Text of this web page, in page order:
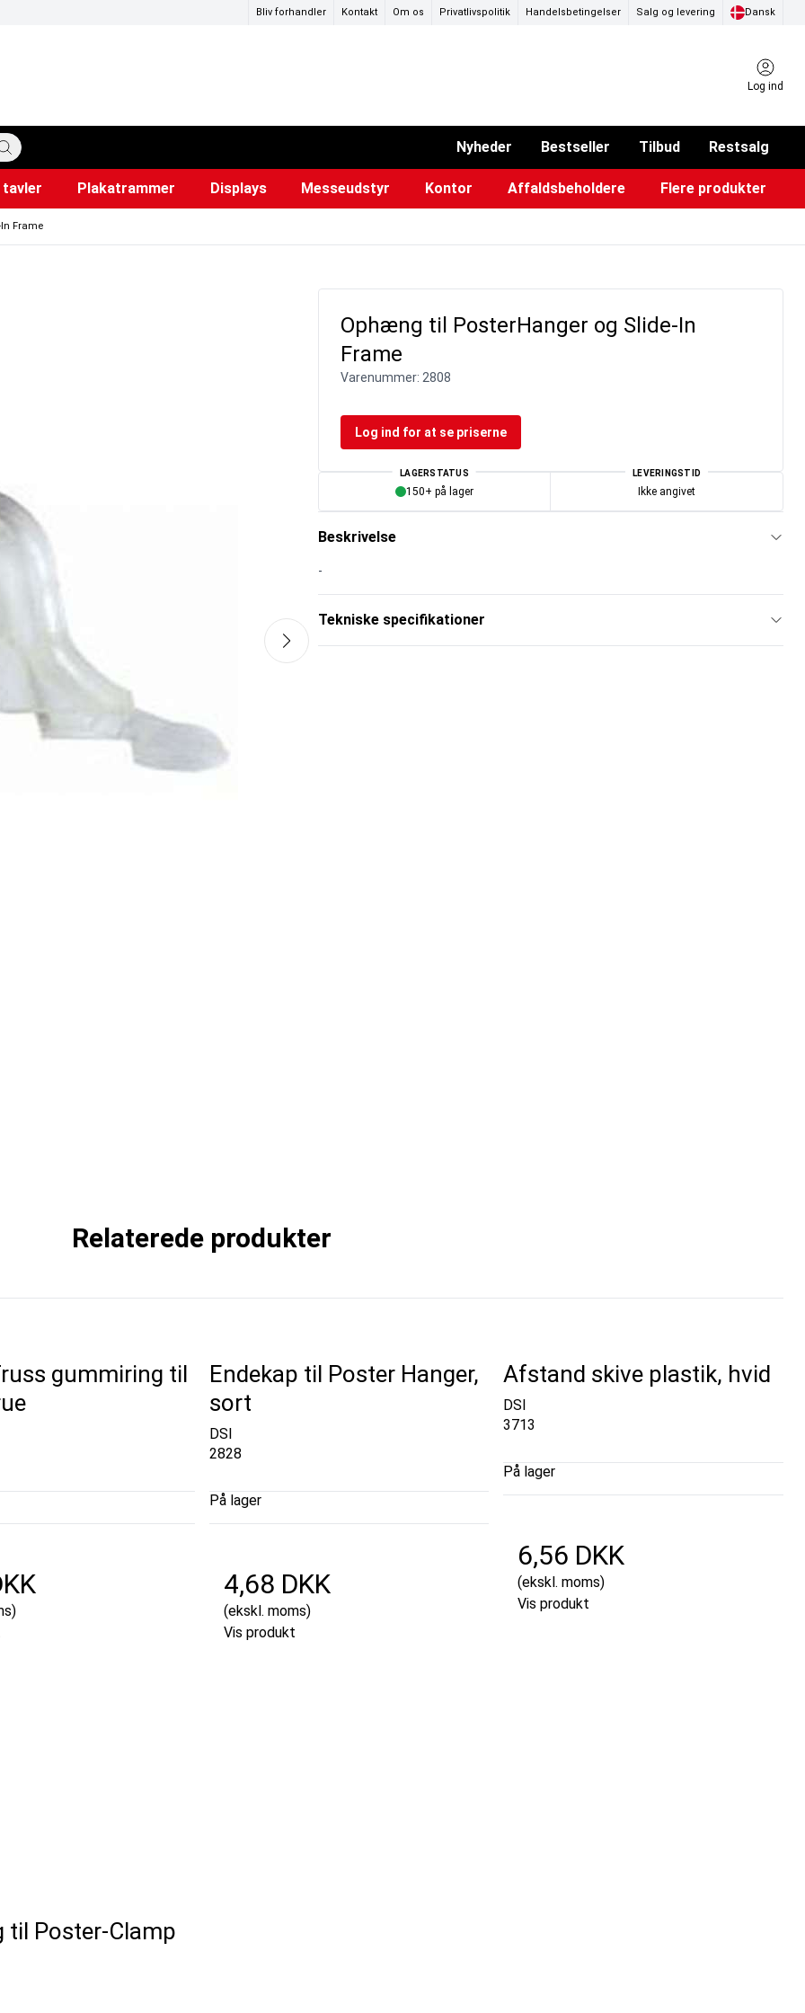
Bliv forhandler Kontakt Om os Privatlivspolitik Handelsbetingelser Salg og levering Dansk
Log ind
Nyheder Bestseller Tilbud Restsalg
tavler Plakatrammer Displays Messeudstyr Kontor Affaldsbeholdere Flere produkter
Frame
Ophæng til PosterHanger og Slide-In
Frame
Varenummer: 2808
Log ind for at se priserne
LAGERSTATUS
150+ på lager
LEVERINGSTID
Ikke angivet
Beskrivelse
-
Tekniske specifikationer
Relaterede produkter
gummiring til
Endekap til Poster Hanger,
sort
DSI
2828
På lager
4,68 DKK
(ekskl. moms)
Vis produkt
Afstand skive plastik, hvid
DSI
3713
På lager
6,56 DKK
(ekskl. moms)
Vis produkt
Poster-Clamp